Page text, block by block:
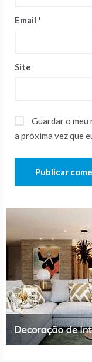
Email *
Site
Guardar o meu
a próxima vez que